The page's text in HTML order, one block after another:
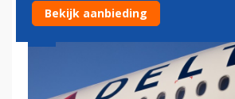
Bekijk aanbieding